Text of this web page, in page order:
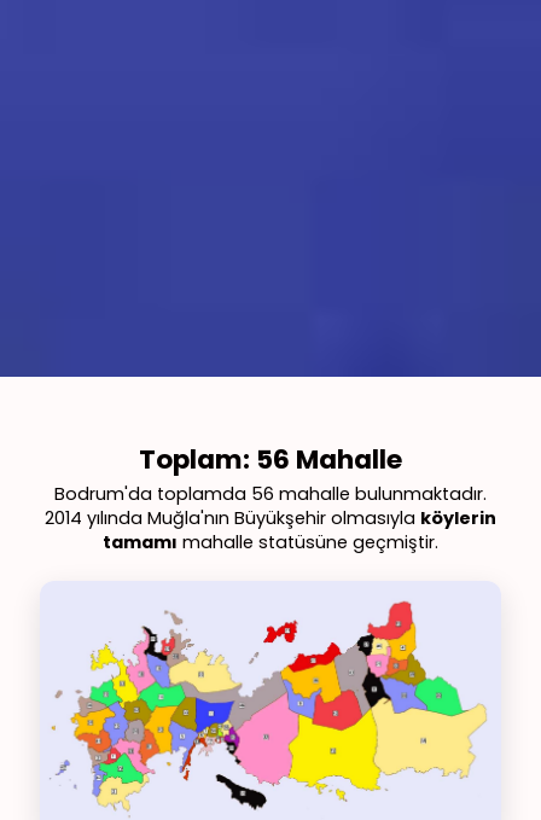
Toplam: 56 Mahalle
Bodrum'da toplamda 56 mahalle bulunmaktadır.
2014 yılında Muğla'nın Büyükşehir olmasıyla köylerin
tamamı mahalle statüsüne geçmiştir.